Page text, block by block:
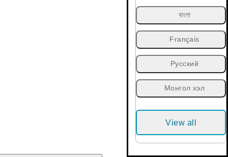
বাংলা
Français
Русский
Монгол хэл
View all